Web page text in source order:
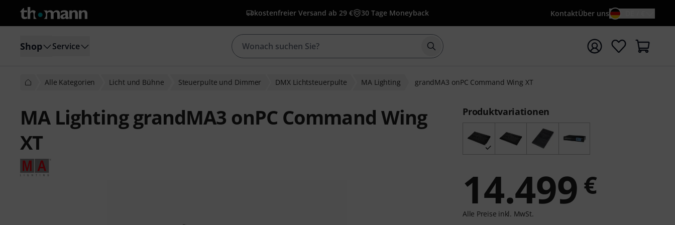
kostenfreier Versand ab 29 € 30 Tage Moneyback KontaktÜber uns
Shop Service Suche mit Suchwort {searchTerm} starten
Alle Kategorien Licht und Bühne Steuerpulte und Dimmer DMX Lichtsteuerpulte MA Lighting grandMA3 onPC Command Wing XT
MA Lighting grandMA3 onPC Command Wing
XT
Produktvariationen
14.499 €
Alle Preise inkl. MwSt.